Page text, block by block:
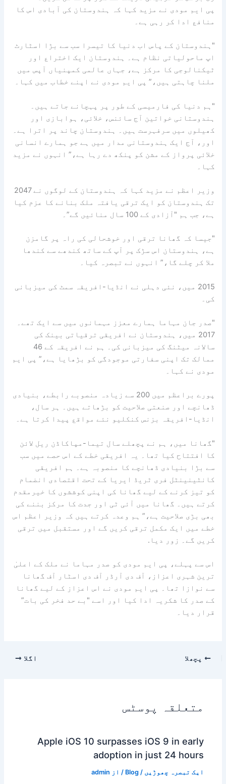
پی ایم مودی نے مزید کہا کہ ہندوستان کی آبادی اس کا
منافع ادا کر رہی ہے۔
"ہندوستان کے پاس اب دنیا کا تیسرا سب سے بڑا اسٹارٹ
اپ ماحولیاتی نظام ہے۔ ہندوستان ایک اختراع اور
ٹیکنالوجی کا مرکز ہے، جہاں عالمی کمپنیاں آپس میں
ملنا چاہتی ہیں،” پی ایم مودی نے اپنے خطاب میں کہا۔
"ہم دنیا کی فارمیسی کے طور پر پہچانے جاتے ہیں۔
ہندوستانی خواتین آج سائنس، خلائی، ہوابازی اور
کھیلوں میں سرفہرست ہیں۔ ہندوستان چاند پر اترا ہے۔
اور، آج ایک ہندوستانی مدار میں ہے جو ہمارے انسانی
خلائی پرواز کے مشن کو پنکھ دے رہا ہے،” انہوں نے مزید
کہا۔
وزیر اعظم نے مزید کہا کہ ہندوستان کے لوگوں نے 2047
تک ہندوستان کو ایک ترقی یافتہ ملک بنانے کا عزم کیا
ہے، جب ہم "آزادی کے 100 سال منائیں گے”۔
"جیسا کہ گھانا ترقی اور خوشحالی کی راہ پر گامزن
ہے، ہندوستان اس سڑک پر آپ کے ساتھ کندھے سے کندھا
ملا کر چلے گا،” انہوں نے تبصرہ کیا۔
2015 میں، نئی دہلی نے انڈیا-افریقہ سمٹ کی میزبانی
کی۔
"صدر جان مہاما ہمارے معزز مہمانوں میں سے ایک تھے۔
2017 میں، ہندوستان نے افریقی ترقیاتی بینک کی
سالانہ میٹنگ کی میزبانی کی۔ ہم نے افریقہ کے 46
ممالک تک اپنی سفارتی موجودگی کو بڑھایا ہے،” پی ایم
مودی نے کہا۔
پورے براعظم میں 200 سے زیادہ منصوبے رابطے، بنیادی
ڈھانچے اور صنعتی صلاحیت کو بڑھاتے ہیں۔ ہر سال،
انڈیا-افریقہ بزنس کنکلیو نئے مواقع پیدا کرتا ہے۔
"گھانا میں، ہم نے پچھلے سال تیما-مپاکاڈن ریل لائن
کا افتتاح کیا تھا۔ یہ افریقی خطے کے اس حصے میں سب
سے بڑا بنیادی ڈھانچے کا منصوبہ ہے۔ ہم افریقی
کانٹینینٹل فری ٹریڈ ایریا کے تحت اقتصادی انضمام
کو تیز کرنے کے لیے گھانا کی اپنی کوششوں کا خیرمقدم
کرتے ہیں۔ گھانا میں آئی ٹی اور جدت کا مرکز بننے کی
بھی بڑی صلاحیت ہے،” ہم وعدہ کرتے ہیں کہ وزیر اعظم اس
خطے میں ایک مکمل ترقی کریں گے اور مستقبل میں ترقی
کریں گے۔ زور دیا.
اس سے پہلے، پی ایم مودی کو صدر مہاما نے ملک کے اعلیٰ
ترین شہری اعزاز، آف دی آرڈر آف دی اسٹار آف گھانا
سے نوازا تھا۔ پی ایم مودی نے اس اعزاز کے لیے گھانا
کے صدر کا شکریہ ادا کیا اور اسے "بے حد فخر کی بات”
قرار دیا۔
پچھلا اگلا
متعلقہ پوسٹس
Apple iOS 10 surpasses iOS 9 in early
adoption in just 24 hours
ایک تبصرہ چھوڑیں /
Blog / از admin